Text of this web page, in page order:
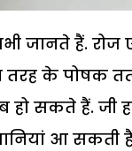
जानते हैं. रोज
तरह के पोषक
सकते हैं. जी
आ सकती